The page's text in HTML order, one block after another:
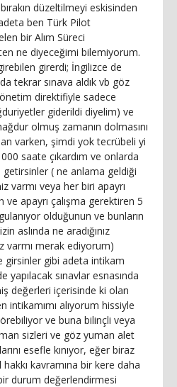
düzeltilmeyi eskisinden
ben Türk Pilot
bir Alım Süreci
ne diyeceğimi bilemiyorum.
girerdi; İngilizce de
tekrar sınava aldık vb göz
direktifiyle sadece
giderildi diyelim) ve
olmuş zamanın dolmasını
varken, şimdi yok tecrübeli yi
saate çıkardım ve onlarda
( ne anlama geldiği
varmı veya her biri apayrı
ve apayrı çalışma gerektiren 5
olduğunun ve bunların
aslında ne aradığınız
varmı merak ediyorum)
girsinler gibi adeta intikam
yapılacak sınavlar esnasında
değerleri içerisinde ki olan
intikamımı alıyorum hissiyle
ve buna bilinçli veya
sizleri ve göz yuman alet
esefle kınıyor, eğer biraz
kavramına bir kere daha
durum değerlendirmesi